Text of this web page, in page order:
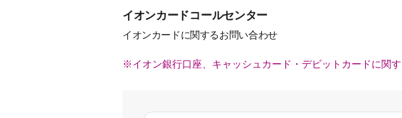
イオンカードコールセンター
イオンカードに関するお問い合わせ
※イオン銀行口座、キャッシュカード・デビットカードに関